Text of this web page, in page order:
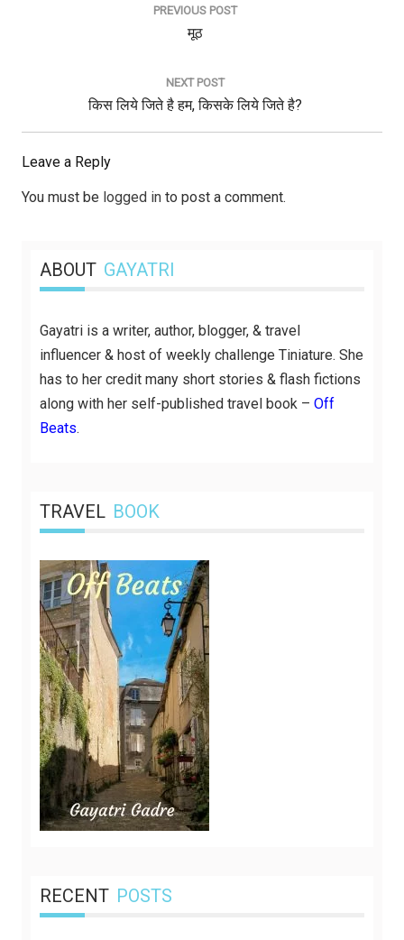
PREVIOUS POST
Previous
मूठ
NEXT POST
Next
Post:
किस लिये जिते है हम, किसके लिये जिते है?
Leave a Reply
You must be logged in to post a comment.
ABOUT GAYATRI
Gayatri is a writer, author, blogger, & travel
influencer & host of weekly challenge Tiniature. She
has to her credit many short stories & flash fictions
along with her self-published travel book – Off
Beats.
TRAVEL BOOK
RECENT POSTS